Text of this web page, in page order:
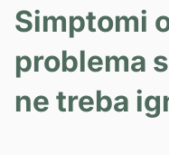
Simptomi
problema
ne treba